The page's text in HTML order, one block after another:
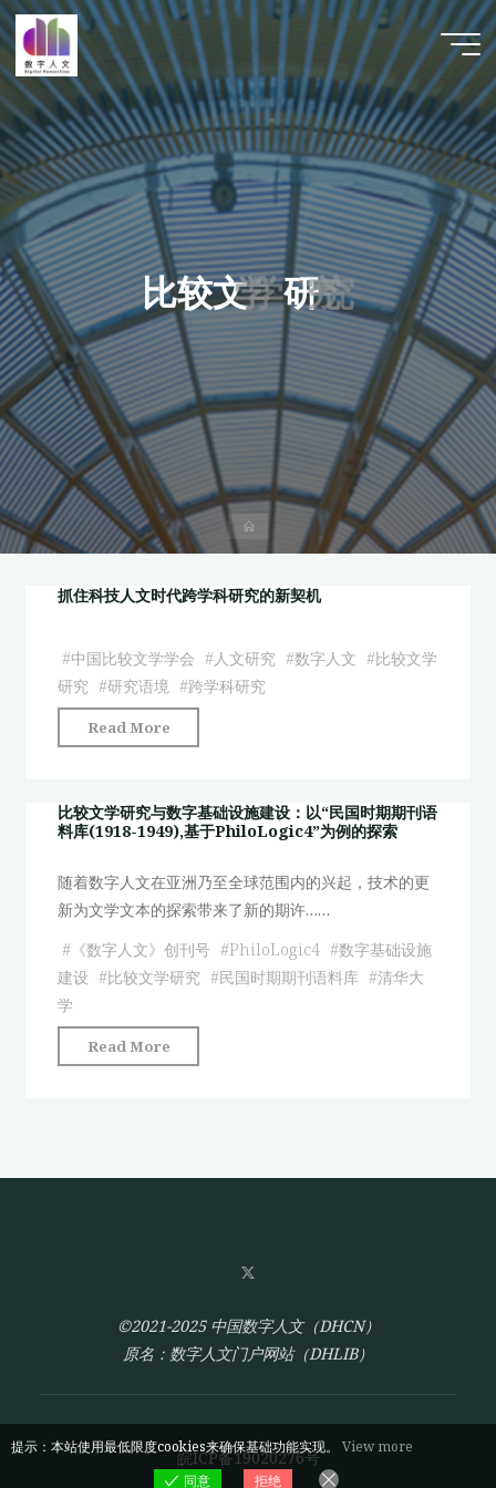
跳
至
内
容
数字人
文 |
DHCN
比较文学
学研究
究
抓住科技人文时代跨学科研究的新契机
#中国比较文学学会 #人文研究 #数字人文 #比较文学
研究 #研究语境 #跨学科研究
Read More
住
技
人
时
代
跨
学
研
比较文学研究与数字基础设施建设：以“民国时期期刊语
料库(1918-1949),基于PhiloLogic4”为例的探索
随着数字人文在亚洲乃至全球范围内的兴起，技术的更
新为文学文本的探索带来了新的期许……
#《数字人文》创刊号 #PhiloLogic4 #数字基础设施
建设 #比较文学研究 #民国时期期刊语料库 #清华大
学
Read More
较
究
础
设
以
©2021-2025 中国数字人文（DHCN）
原名：数字人文门户网站（DHLIB）
皖ICP备19020276号
提示：本站使用最低限度cookies来确保基础功能实现。 View more
同意
拒绝